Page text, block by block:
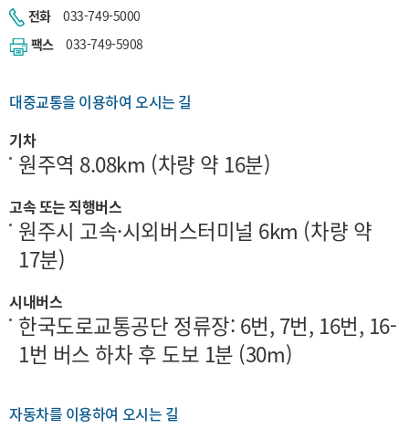
전화
033-749-5000
팩스
033-749-5908
대중교통을 이용하여 오시는 길
기차
원주역 8.08km (차량 약 16분)
고속 또는 직행버스
원주시 고속·시외버스터미널 6km (차량 약
17분)
시내버스
한국도로교통공단 정류장: 6번, 7번, 16번, 16-
1번 버스 하차 후 도보 1분 (30m)
자동차를 이용하여 오시는 길